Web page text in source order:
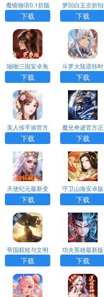
魔镜物语0.1折版
下载
梦回白玉京折扣
版
下载
啪啪三国安卓免
费版
下载
斗罗大陆逆转时
空手游0.1折版
下载
美人传手游官方
版
下载
魔光奇迹官方正
版
下载
天使纪元最新变
态版
下载
守卫山海安卓版
下载
帝国权杖与文明
手游最新版
下载
功夫英雄最新版
H5
下载